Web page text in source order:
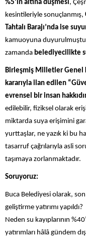
%5’in altına düşmesi,
kesintileriyle sonuçlanmış,
Tahtalı Barajı’nda ise
kamuoyuna
zamanda belediyecilikte
Birleşmiş Milletler Genel
kararıyla ilan edilen
evrensel bir insan
edilebilir, fiziksel olarak
miktarda suya erişimini
yurttaşlar, ne yazık ki bu
tasarruf çağrılarıyla asli
taşımaya zorlanmaktadır.
Soruyoruz:
Buca Belediyesi olarak,
geliştirme yatırımı yapıldı?
Neden su kayıplarının
yatırımları hâlâ gündem